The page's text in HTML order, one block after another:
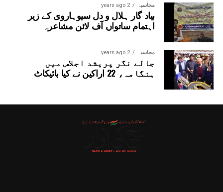
محاسبہ 2 years ago
بیاد گار ہلال و دل سیوہاروی کے زیر
اہتمام ساتواں آف لائن مشاعرہ
محاسبہ 2 years ago
جالے نگر پریشد اجلاس میں
ہنگامہ، 22 اراکین نے کیا بائیکاٹ